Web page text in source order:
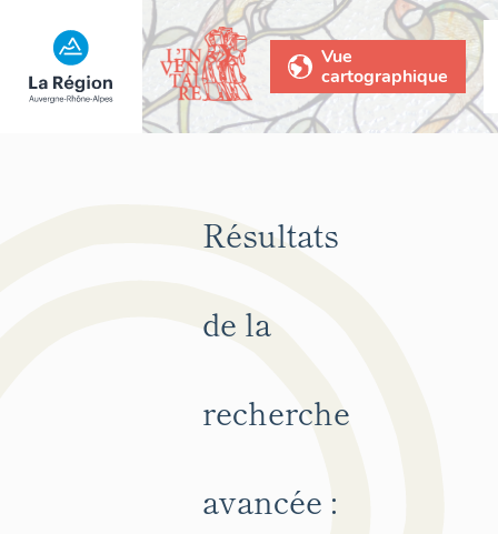
Vue
cartographique
Résultats
de la
recherche
avancée :